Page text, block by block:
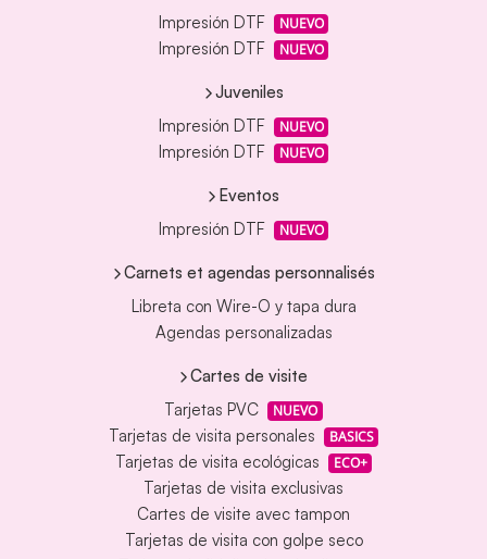
Impresión DTF NUEVO
Impresión DTF NUEVO
Juveniles
Impresión DTF
NUEVO
Impresión DTF NUEVO
Eventos
Impresión DTF
NUEVO
Carnets et agendas personnalisés
Libreta con Wire-O y tapa dura
Agendas personalizadas
Cartes de visite
Tarjetas PVC
NUEVO
Tarjetas de visita personales BASICS
Tarjetas de visita ecológicas ECO+
Tarjetas de visita exclusivas
Cartes de visite avec tampon
Tarjetas de visita con golpe seco